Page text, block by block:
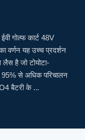
गोल्फ कार्ट 48V
वर्णन यह उच्च प्रदर्शन
लैस है जो टोयोटा-
95% से अधिक परिचालन
बैटरी के ...